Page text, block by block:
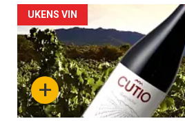
Forsiden
akkurat
nå
-
+
UKENS VIN